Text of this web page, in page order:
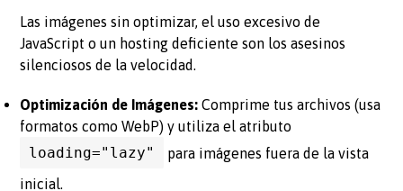
Las imágenes sin optimizar, el uso excesivo de
JavaScript o un hosting deficiente son los asesinos
silenciosos de la velocidad.
Optimización de Imágenes: Comprime tus archivos (usa
formatos como WebP) y utiliza el atributo
loading="lazy"
para imágenes fuera de la vista
inicial.